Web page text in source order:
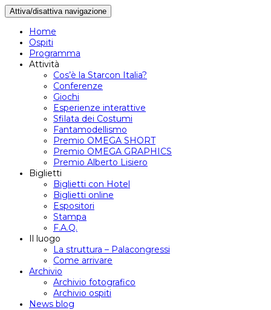
Attiva/disattiva navigazione
Home
Ospiti
Programma
Attività
Cos’è la Starcon Italia?
Conferenze
Giochi
Esperienze interattive
Sfilata dei Costumi
Fantamodellismo
Premio OMEGA SHORT
Premio OMEGA GRAPHICS
Premio Alberto Lisiero
Biglietti
Biglietti con Hotel
Biglietti online
Espositori
Stampa
F.A.Q.
Il luogo
La struttura – Palacongressi
Come arrivare
Archivio
Archivio fotografico
Archivio ospiti
News blog